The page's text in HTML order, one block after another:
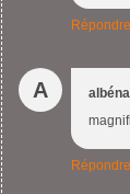
Répondre
A
albéna
Répondre